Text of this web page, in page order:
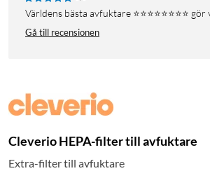
Världens bästa avfuktare ⭐️⭐️⭐️⭐️⭐️⭐️⭐️⭐️
Gå till recensionen
Cleverio HEPA-filter till avfuktare
Extra-filter till avfuktare